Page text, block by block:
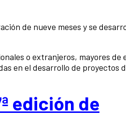
de nueve meses y se
o extranjeros, mayores de
en el desarrollo de proyectos
edición de